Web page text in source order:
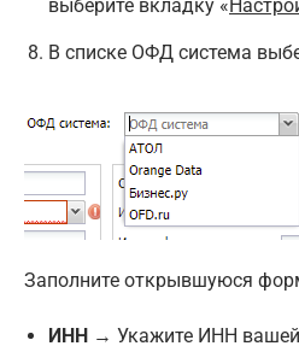
выберите вкладку «
В списке ОФД система
Заполните открывшуюся
ИНН → Укажите ИНН вашей